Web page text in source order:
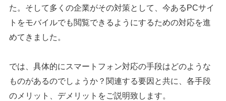
た。そして多くの企業がその対策として、今あるPCサイ
トをモバイルでも閲覧できるようにするための対応を進
めてきました。
では、具体的にスマートフォン対応の手段はどのような
ものがあるのでしょうか？関連する要因と共に、各手段
のメリット、デメリットをご説明致します。